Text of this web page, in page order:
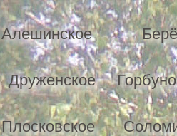
Алешинское
Друженское
Плосковское